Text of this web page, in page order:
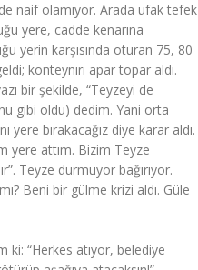
de naif olamıyor. Arada ufak tefek
yere, cadde kenarına
yerin karşısında oturan 75, 80
konteynırı apar topar aldı.
bir şekilde, “Teyzeyi de
gibi oldu) dedim. Yani orta
bırakacağız diye karar aldı.
yere attım. Bizim Teyze
Teyze durmuyor bağırıyor.
Beni bir gülme krizi aldı. Güle
ki: “Herkes atıyor, belediye